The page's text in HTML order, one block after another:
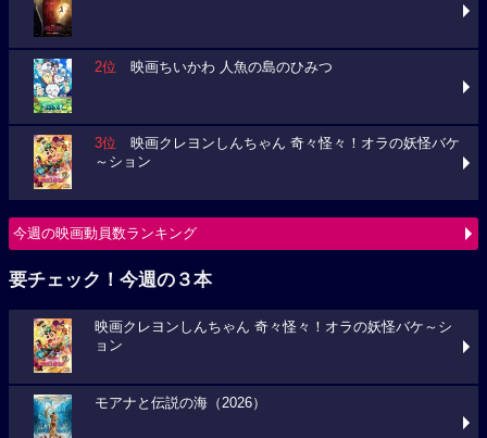
2位 映画ちいかわ 人魚の島のひみつ
3位 映画クレヨンしんちゃん 奇々怪々！オラの妖怪バケ
～ション
今週の映画動員数ランキング
要チェック！今週の３本
映画クレヨンしんちゃん 奇々怪々！オラの妖怪バケ～シ
ョン
モアナと伝説の海（2026）